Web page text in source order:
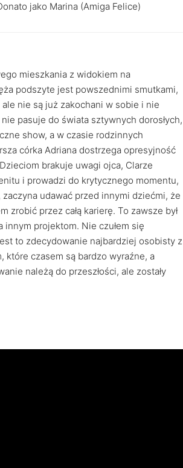
jako Marina (Amiga Felice)
mieszkania z widokiem na
podszyte jest powszednimi smutkami,
nie są już zakochani w sobie i nie
pasuje do świata sztywnych dorosłych,
show, a w czasie rodzinnych
córka Adriana dostrzega opresyjność
brakuje uwagi ojca, Clarze
i prowadzi do krytycznego momentu,
udawać przed innymi dziećmi, że
zrobić przez całą karierę. To zawsze był
innym projektom. Nie czułem się
to zdecydowanie najbardziej osobisty z
które czasem są bardzo wyraźne, a
należą do przeszłości, ale zostały